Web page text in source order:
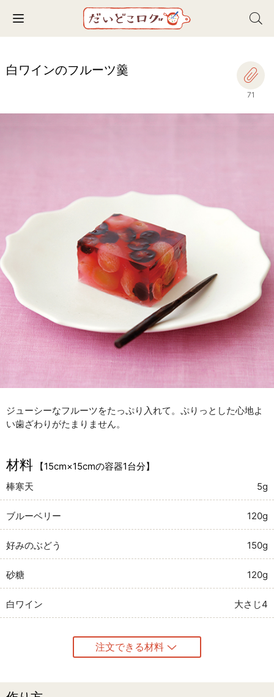
Toggle navigation
白ワインのフルーツ羹
71
ジューシーなフルーツをたっぷり入れて。ぷりっとした心地よ
い歯ざわりがたまりません。
材料
【15cm×15cmの容器1台分】
棒寒天
5g
ブルーベリー 120g
好みのぶどう 150g
砂糖 120g
白ワイン 大さじ4
注文できる材料